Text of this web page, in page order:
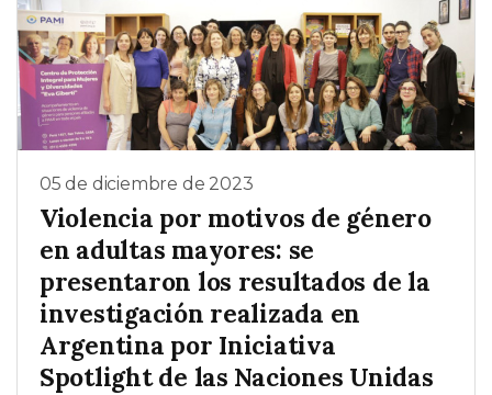
05 de diciembre de 2023
Violencia por motivos de género
en adultas mayores: se
presentaron los resultados de la
investigación realizada en
Argentina por Iniciativa
Spotlight de las Naciones Unidas